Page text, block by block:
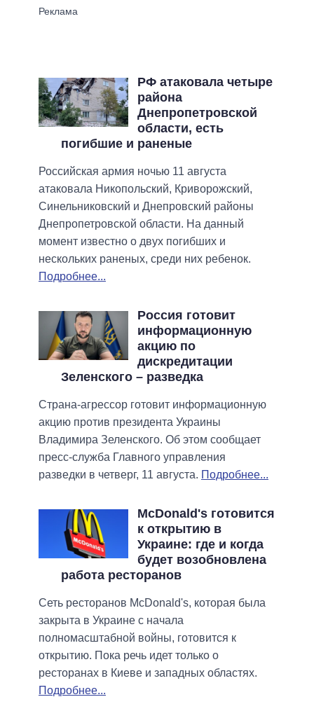
РФ атаковала четыре
района
Днепропетровской
области, есть
погибшие и раненые
Российская армия ночью 11 августа
атаковала Никопольский, Криворожский,
Синельниковский и Днепровский районы
Днепропетровской области. На данный
момент известно о двух погибших и
нескольких раненых, среди них ребенок.
Подробнее...
Россия готовит
информационную
акцию по
дискредитации
Зеленского – разведка
Страна-агрессор готовит информационную
акцию против президента Украины
Владимира Зеленского. Об этом сообщает
пресс-служба Главного управления
разведки в четверг, 11 августа. Подробнее...
McDonald's готовится
к открытию в
Украине: где и когда
будет возобновлена
работа ресторанов
Сеть ресторанов McDonald's, которая была
закрыта в Украине с начала
полномасштабной войны, готовится к
открытию. Пока речь идет только о
ресторанах в Киеве и западных областях.
Подробнее...